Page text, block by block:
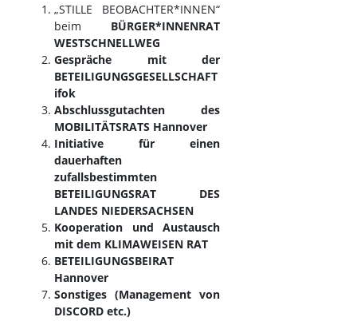
„STILLE BEOBACHTER*INNEN“
beim BÜRGER*INNENRAT
WESTSCHNELLWEG
Gespräche mit der
BETEILIGUNGSGESELLSCHAFT
ifok
Abschlussgutachten des
MOBILITÄTSRATS Hannover
Initiative für einen
dauerhaften
zufallsbestimmten
BETEILIGUNGSRAT DES
LANDES NIEDERSACHSEN
Kooperation und Austausch
mit dem KLIMAWEISEN RAT
BETEILIGUNGSBEIRAT
Hannover
Sonstiges (Management von
DISCORD etc.)